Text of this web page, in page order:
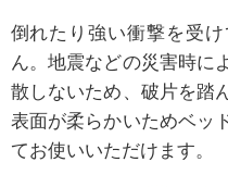
倒れたり強い衝撃を受
ん。地震などの災害時に
散しないため、破片を踏
表面が柔らかいためベッ
てお使いいただけます。